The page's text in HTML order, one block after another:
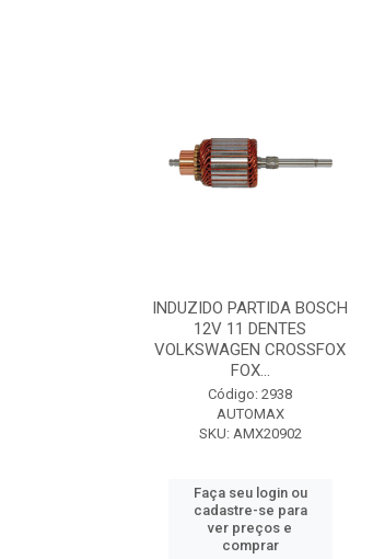
INDUZIDO PARTIDA BOSCH
12V 11 DENTES
VOLKSWAGEN CROSSFOX
FOX...
Código: 2938
AUTOMAX
SKU: AMX20902
Faça seu login ou
cadastre-se para
ver preços e
comprar